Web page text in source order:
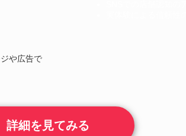
や広告で
詳細を見てみる